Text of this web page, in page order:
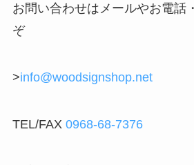
お問い合わせはメールやお電話
ぞ
>info@woodsignshop.net
TEL/FAX 0968-68-7376